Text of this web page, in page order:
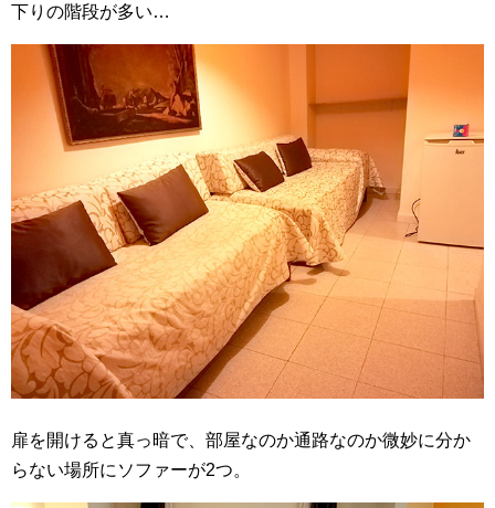
下りの階段が多い…
扉を開けると真っ暗で、部屋なのか通路なのか微妙に分か
らない場所にソファーが2つ。